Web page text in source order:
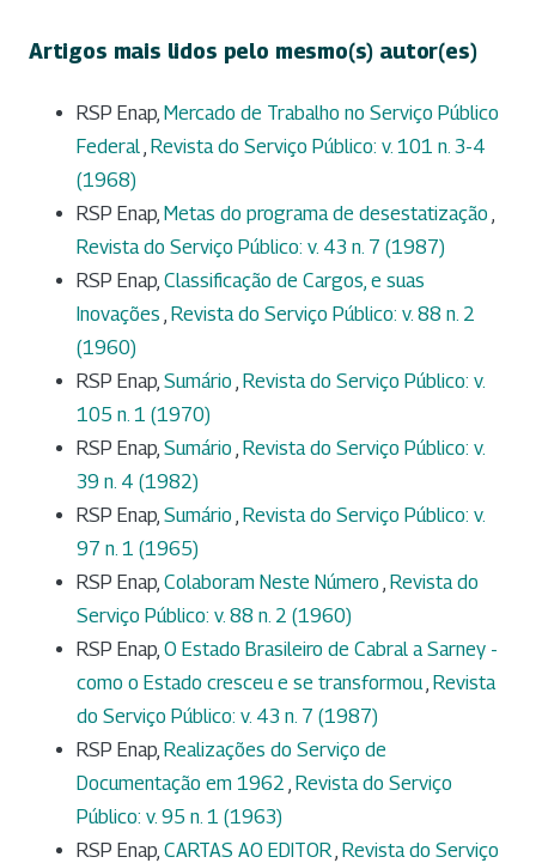
Artigos mais lidos pelo mesmo(s) autor(es)
RSP Enap, Mercado de Trabalho no Serviço Público
Federal Revista do Serviço Público: v. 101 n. 3-4
(1968)
RSP Enap, Metas do programa de desestatização
Revista do Serviço Público: v. 43 n. 7 (1987)
RSP Enap, Classificação de Cargos, e suas
Inovações Revista do Serviço Público: v. 88 n. 2
(1960)
RSP Enap, Sumário Revista do Serviço Público: v.
105 n. 1 (1970)
RSP Enap, Sumário Revista do Serviço Público: v.
39 n. 4 (1982)
RSP Enap, Sumário Revista do Serviço Público: v.
97 n. 1 (1965)
RSP Enap, Colaboram Neste Número Revista do
Serviço Público: v. 88 n. 2 (1960)
RSP Enap, O Estado Brasileiro de Cabral a Sarney -
como o Estado cresceu e se transformou Revista
do Serviço Público: v. 43 n. 7 (1987)
RSP Enap, Realizações do Serviço de
Documentação em 1962 Revista do Serviço
Público: v. 95 n. 1 (1963)
RSP Enap, CARTAS AO EDITOR Revista do Serviço